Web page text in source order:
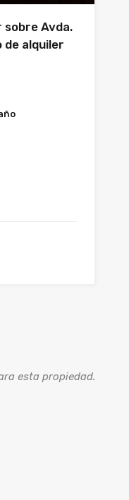
Avda.
alquiler
esta propiedad.